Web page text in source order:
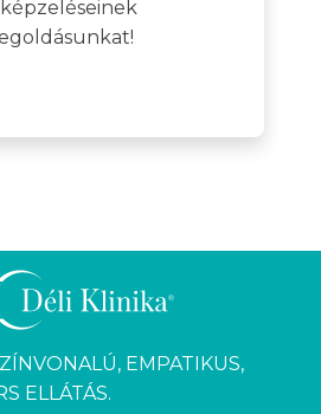
EMPATIKUS,
ELLÁTÁS.